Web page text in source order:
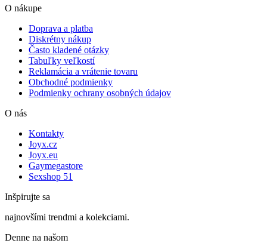
O nákupe
Doprava a platba
Diskrétny nákup
Často kladené otázky
Tabuľky veľkostí
Reklamácia a vrátenie tovaru
Obchodné podmienky
Podmienky ochrany osobných údajov
O nás
Kontakty
Joyx.cz
Joyx.eu
Gaymegastore
Sexshop 51
Inšpirujte sa
najnovšími trendmi a kolekciami.
Denne na našom